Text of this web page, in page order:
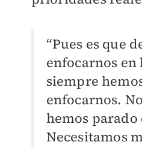
“Pues es que
enfocarnos en
siempre
enfocarnos.
hemos
Necesitamos